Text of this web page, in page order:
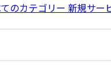
のカテゴリー 新規サー